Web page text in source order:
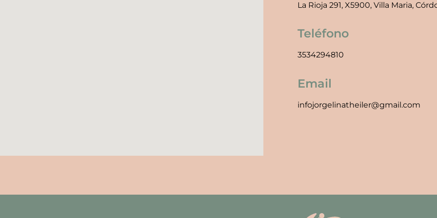
La Rioja 291, X5900, Villa Maria,
Teléfono
3534294810
Email
infojorgelinatheiler@gmail.com